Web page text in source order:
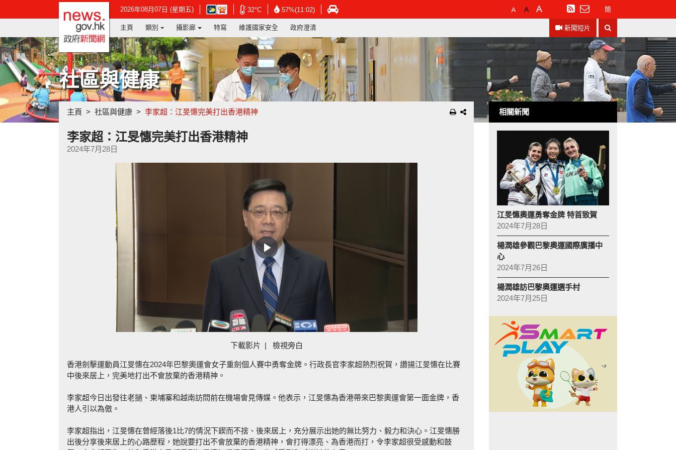
2026年08月07日 (星期五)
在
新
窗
香
港
天
台
網
32°C在
新
視
窗
開
啟
連
結
-
香
港
57%(11:02)在
新
視
窗
啟
連
-
香
港
在
新
窗
開
啟
連
結
-
香
預
設
體
大
較
大
字
體
最
大
字
訂
閱
RSS
簡
政府新聞網主頁
主頁 類別 攝影廊 特寫 維護國家安全 政府澄清 新聞短片
尋
社區與健康
主頁 社區與健康 李家超：江旻憓完美打出香港精神
李家超：江旻憓完美打出香港精神
2024年7月28日
Play
Video
下載影片 檢視旁白
香港劍擊運動員江旻憓在2024年巴黎奧運會女子重劍個人賽中勇奪金牌。行政長官李家超熱烈祝賀，讚揚江旻憓在比賽
中後來居上，完美地打出不會放棄的香港精神。
李家超今日出發往老撾、柬埔寨和越南訪問前在機場會見傳媒。他表示，江旻憓為香港帶來巴黎奧運會第一面金牌，香
港人引以為傲。
李家超指出，江旻憓在曾經落後1比7的情況下鍥而不捨、後來居上，充分展示出她的無比努力、毅力和決心。江旻憓勝
出後分享後來居上的心路歷程，她說要打出不會放棄的香港精神，會打得漂亮、為香港而打，令李家超很受感動和鼓
相關新聞
江旻憓奧運勇奪金牌 特首致賀
2024年7月28日
楊潤雄參觀巴黎奧運國際廣播中
心
2024年7月26日
楊潤雄訪巴黎奧運選手村
2024年7月25日